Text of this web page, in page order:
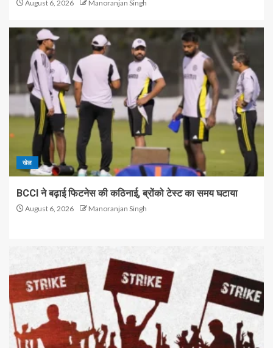
August 6, 2026 Manoranjan Singh
खेल
BCCI ने बढ़ाई फिटनेस की कठिनाई, ब्रोंको टेस्ट का समय घटाया
August 6, 2026 Manoranjan Singh